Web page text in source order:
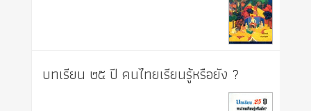
บทเรียน ๒๕ ปี คนไทยเรียนรู้หรือยัง ?